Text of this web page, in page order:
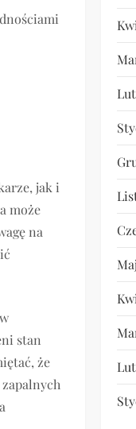
jak i
może
na
stan
że